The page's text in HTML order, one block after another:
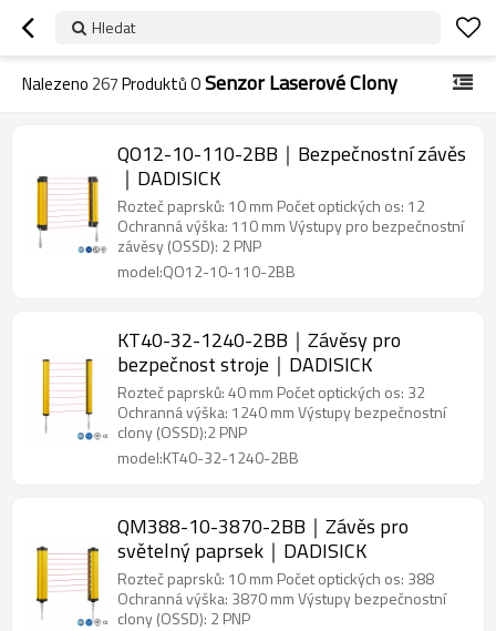
Hledat
Nalezeno 267Produktů OSenzor Laserové Clony
QO12-10-110-2BB｜Bezpečnostní závěs
｜DADISICK
Rozteč paprsků: 10 mm Počet optických os: 12
Ochranná výška: 110 mm Výstupy pro bezpečnostní
závěsy (OSSD): 2 PNP
model:QO12-10-110-2BB
KT40-32-1240-2BB｜Závěsy pro
bezpečnost stroje｜DADISICK
Rozteč paprsků: 40 mm Počet optických os: 32
Ochranná výška: 1240 mm Výstupy bezpečnostní
clony (OSSD):2 PNP
model:KT40-32-1240-2BB
QM388-10-3870-2BB｜Závěs pro
světelný paprsek｜DADISICK
Rozteč paprsků: 10 mm Počet optických os: 388
Ochranná výška: 3870 mm Výstupy bezpečnostní
clony (OSSD): 2 PNP